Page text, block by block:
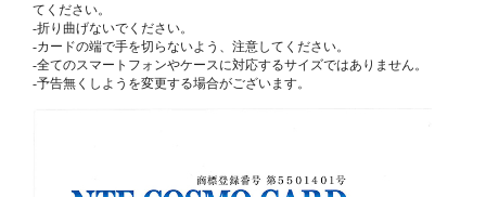
てください。
-折り曲げないでください。
-カードの端で手を切らないよう、注意してください。
-全てのスマートフォンやケースに対応するサイズではありません。
-予告無くしようを変更する場合がございます。